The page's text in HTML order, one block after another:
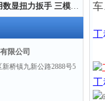
装配检测两用数显扭力扳手 三模式切换扭矩扳手 工业紧固测量力矩扳手品牌
限公司
桥镇九新公路2888号5